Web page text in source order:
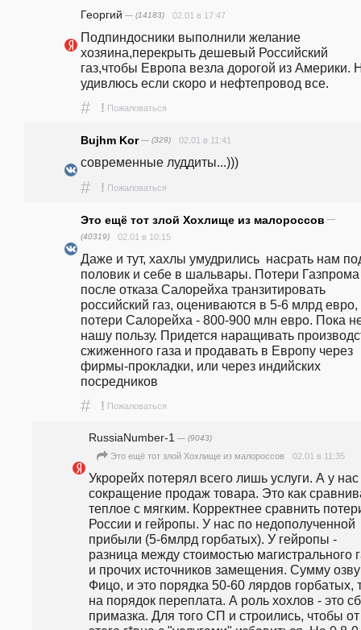
Георгий — (14183) 02.01 в 17:47
Подпиндосники выполнили желание
хозяина,перекрыть дешевый Российский
газ,чтобы Европа везла дорогой из Америки.
удивлюсь если скоро и нефтепровод все.
# ! Пожаловаться
Bujhm Kor— (329) 02.01 в 11:41
современные луддиты...)))
# ! Пожаловаться
Это ещё тот злой Хохлище из малороссов —
(40319)
02.01 в 10:15
Даже и тут, хахлы умудрились  насрать нам
половик и себе в шальвары. Потери Газпрома
после отказа Салорейха транзитировать
российский газ, оцениваются в 5-6 млрд евро,
потери Салорейха - 800-900 млн евро. Пока
нашу пользу. Придется наращивать
сжиженного газа и продавать в Европу через
фирмы-прокладки, или через индийских
посредников
# ! Пожаловаться
RussiaNumber-1 — (9043)
Это ещё тот злой Хохлище из малороссов 02.01 в 11:35
Укрорейх потерял всего лишь услуги. А у нас
сокращение продаж товара. Это как
теплое с мягким. Корректнее сравнить
России и гейропы. У нас по недополученной
прибыли (5-6млрд горбатых). У гейропы -
разница между стоимостью магистрального
и прочих источников замещения. Сумму
Фицо, и это порядка 50-60 лярдов горбатых,
на порядок переплата. А роль хохлов - это
примазка. Для того СП и строились, чтобы от